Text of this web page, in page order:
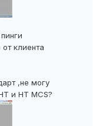
клиента
,не могу
и HT MCS?